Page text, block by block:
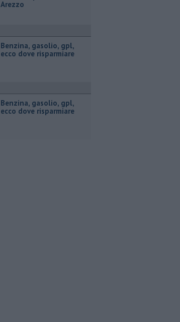
Arezzo
​Benzina, gasolio, gpl,
ecco dove risparmiare
​Benzina, gasolio, gpl,
ecco dove risparmiare